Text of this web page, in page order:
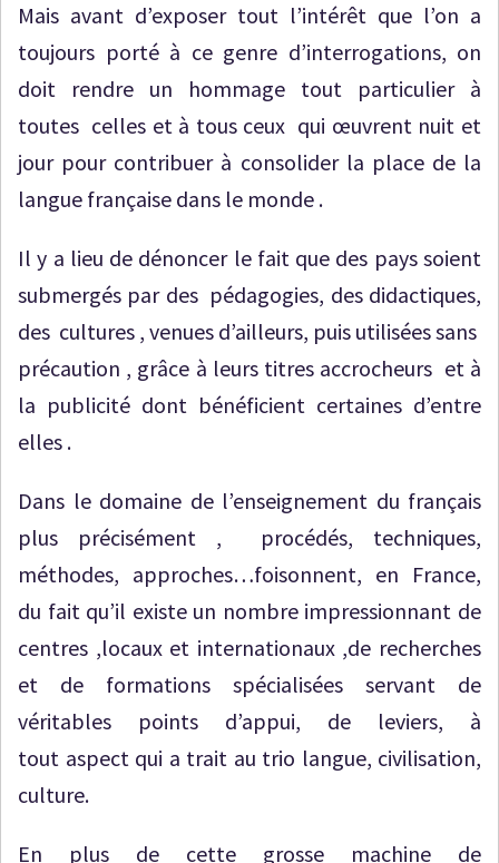
Mais avant d’exposer tout l’intérêt que l’on a
toujours porté à ce genre d’interrogations, on
doit rendre un hommage tout particulier à
toutes celles et à tous ceux qui œuvrent nuit et
jour pour contribuer à consolider la place de la
langue française dans le monde .
Il y a lieu de dénoncer le fait que des pays soient
submergés par des pédagogies, des didactiques,
des cultures , venues d’ailleurs, puis utilisées sans
précaution , grâce à leurs titres accrocheurs et à
la publicité dont bénéficient certaines d’entre
elles .
Dans le domaine de l’enseignement du français
plus précisément , procédés, techniques,
méthodes, approches…foisonnent, en France,
du fait qu’il existe un nombre impressionnant de
centres ,locaux et internationaux ,de recherches
et de formations spécialisées servant de
véritables points d’appui, de leviers, à
tout aspect qui a trait au trio langue, civilisation,
culture.
En plus de cette grosse machine de